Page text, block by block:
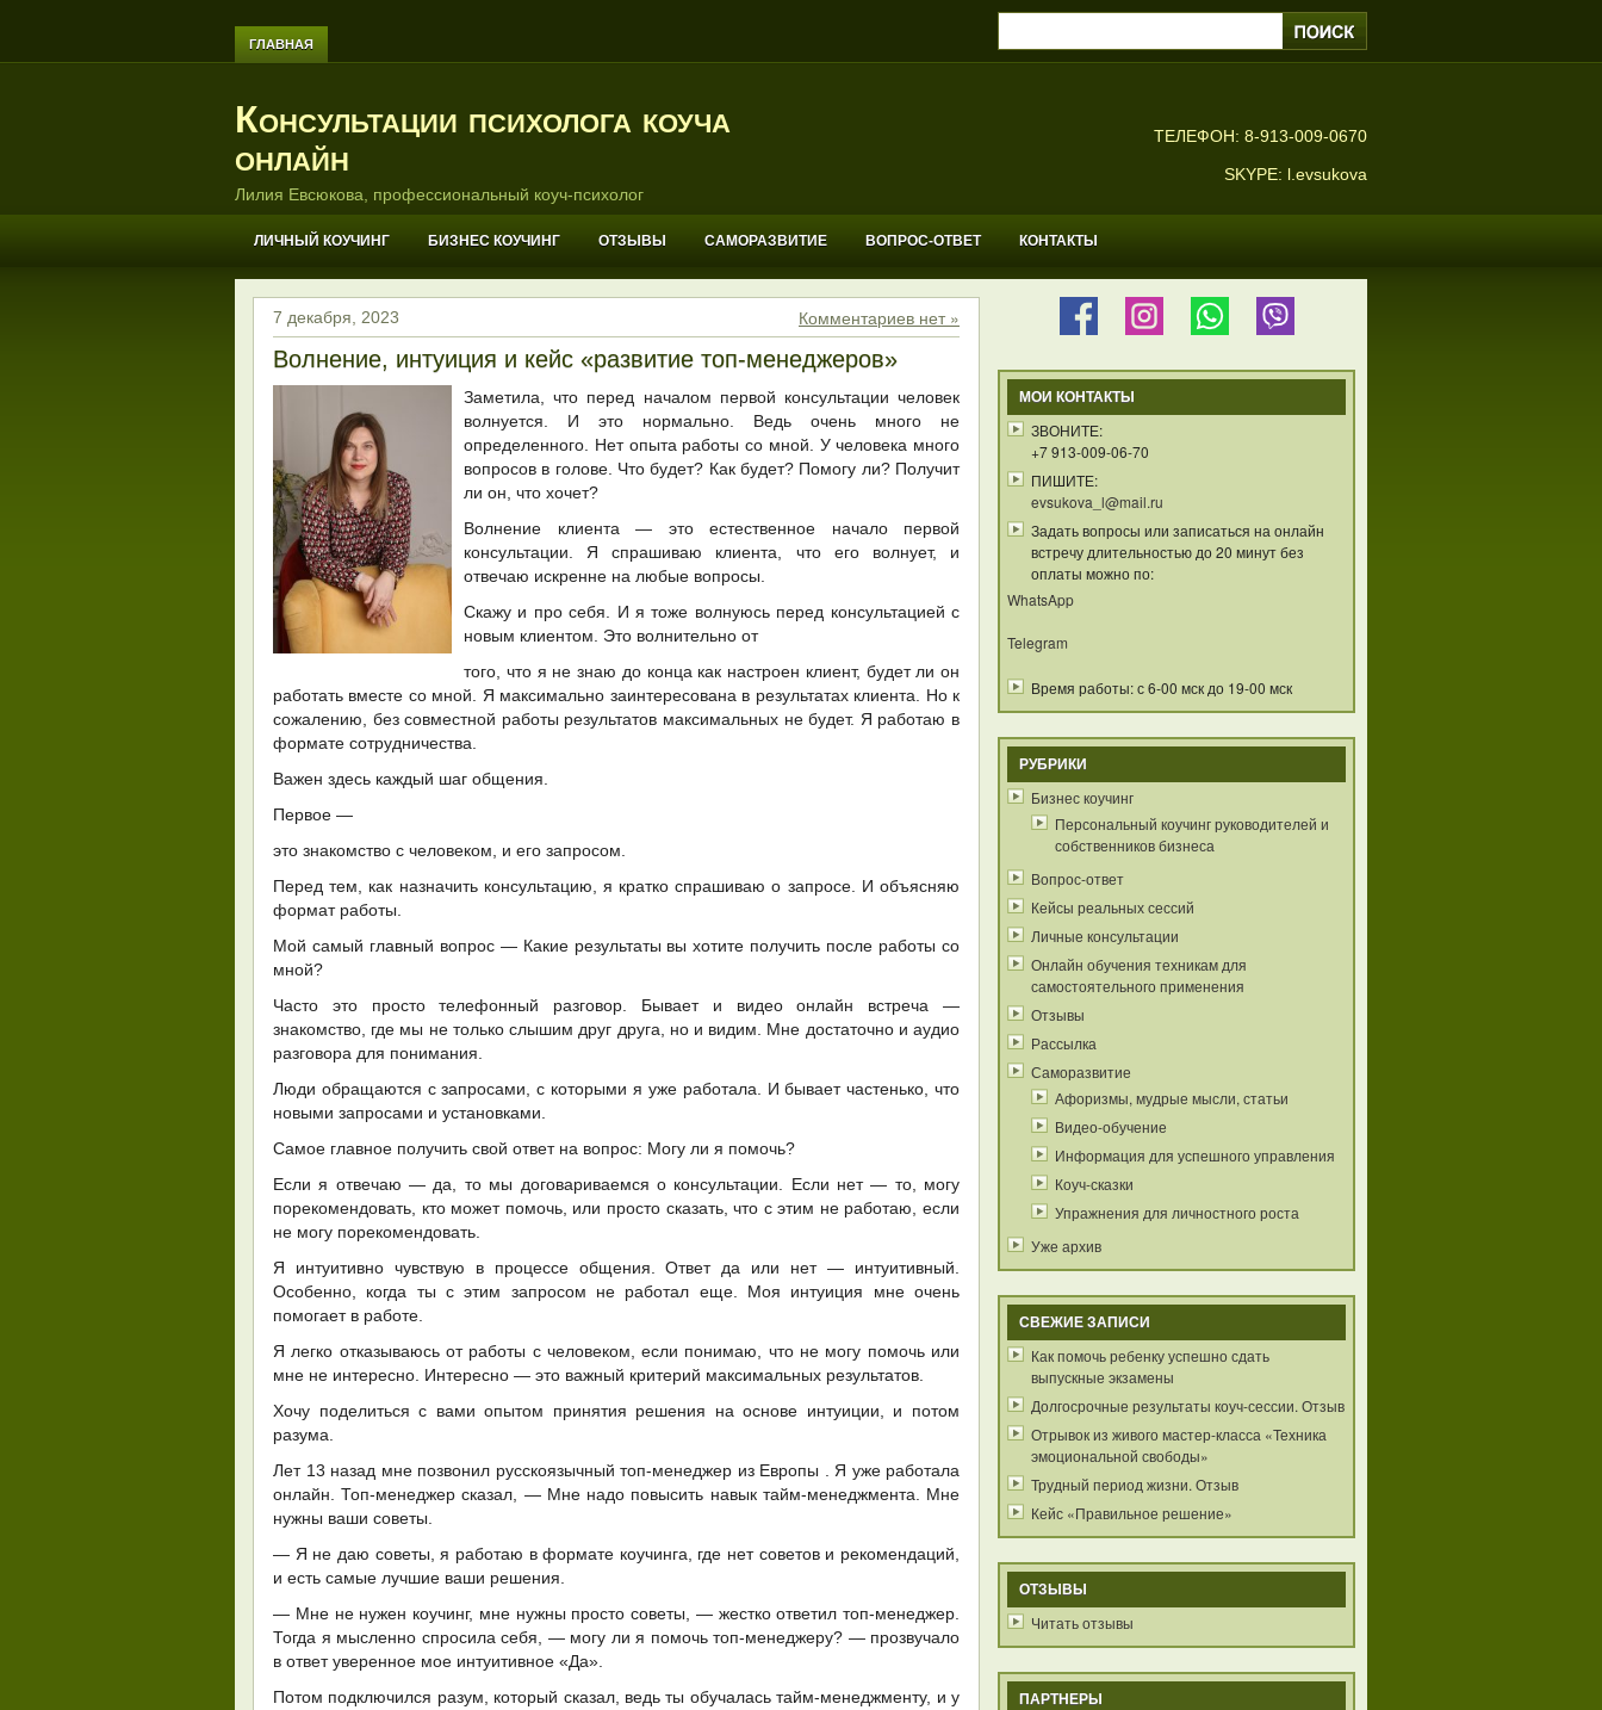
ГЛАВНАЯ
Консультации психолога коуча
онлайн
Лилия Евсюкова, профессиональный коуч-психолог
ТЕЛЕФОН: 8-913-009-0670
SKYPE: l.evsukova
ЛИЧНЫЙ КОУЧИНГ БИЗНЕС КОУЧИНГ ОТЗЫВЫ САМОРАЗВИТИЕ ВОПРОС-ОТВЕТ КОНТАКТЫ
7 декабря, 2023 Комментариев нет »
Волнение, интуиция и кейс «развитие топ-менеджеров»
Заметила, что перед началом первой консультации человек
волнуется. И это нормально. Ведь очень много не
определенного. Нет опыта работы со мной. У человека много
вопросов в голове. Что будет? Как будет? Помогу ли? Получит
ли он, что хочет?
Волнение клиента — это естественное начало первой
консультации. Я спрашиваю клиента, что его волнует, и
отвечаю искренне на любые вопросы.
Скажу и про себя. И я тоже волнуюсь перед консультацией с
новым клиентом. Это волнительно от
того, что я не знаю до конца как настроен клиент, будет ли он
работать вместе со мной. Я максимально заинтересована в результатах клиента. Но к
сожалению, без совместной работы результатов максимальных не будет. Я работаю в
формате сотрудничества.
Важен здесь каждый шаг общения.
Первое —
это знакомство с человеком, и его запросом.
Перед тем, как назначить консультацию, я кратко спрашиваю о запросе. И объясняю
формат работы.
Мой самый главный вопрос — Какие результаты вы хотите получить после работы со
мной?
Часто это просто телефонный разговор. Бывает и видео онлайн встреча —
знакомство, где мы не только слышим друг друга, но и видим. Мне достаточно и аудио
разговора для понимания.
Люди обращаются с запросами, с которыми я уже работала. И бывает частенько, что
новыми запросами и установками.
Самое главное получить свой ответ на вопрос: Могу ли я помочь?
Если я отвечаю — да, то мы договариваемся о консультации. Если нет — то, могу
порекомендовать, кто может помочь, или просто сказать, что с этим не работаю, если
не могу порекомендовать.
Я интуитивно чувствую в процессе общения. Ответ да или нет — интуитивный.
Особенно, когда ты с этим запросом не работал еще. Моя интуиция мне очень
помогает в работе.
Я легко отказываюсь от работы с человеком, если понимаю, что не могу помочь или
мне не интересно. Интересно — это важный критерий максимальных результатов.
Хочу поделиться с вами опытом принятия решения на основе интуиции, и потом
разума.
Лет 13 назад мне позвонил русскоязычный топ-менеджер из Европы . Я уже работала
онлайн. Топ-менеджер сказал, — Мне надо повысить навык тайм-менеджмента. Мне
нужны ваши советы.
— Я не даю советы, я работаю в формате коучинга, где нет советов и рекомендаций,
и есть самые лучшие ваши решения.
— Мне не нужен коучинг, мне нужны просто советы, — жестко ответил топ-менеджер.
Тогда я мысленно спросила себя, — могу ли я помочь топ-менеджеру? — прозвучало
в ответ уверенное мое интуитивное «Да».
Потом подключился разум, который сказал, ведь ты обучалась тайм-менеджменту, и у
МОИ КОНТАКТЫ
ЗВОНИТЕ:
+7 913-009-06-70
ПИШИТЕ:
evsukova_l@mail.ru
Задать вопросы или записаться на онлайн
встречу длительностью до 20 минут без
оплаты можно по:
WhatsApp
Telegram
Время работы: с 6-00 мск до 19-00 мск
РУБРИКИ
Бизнес коучинг
Персональный коучинг руководителей и
собственников бизнеса
Вопрос-ответ
Кейсы реальных сессий
Личные консультации
Онлайн обучения техникам для
самостоятельного применения
Отзывы
Рассылка
Саморазвитие
Афоризмы, мудрые мысли, статьи
Видео-обучение
Информация для успешного управления
Коуч-сказки
Упражнения для личностного роста
Уже архив
СВЕЖИЕ ЗАПИСИ
Как помочь ребенку успешно сдать
выпускные экзамены
Долгосрочные результаты коуч-сессии. Отзыв
Отрывок из живого мастер-класса «Техника
эмоциональной свободы»
Трудный период жизни. Отзыв
Кейс «Правильное решение»
ОТЗЫВЫ
Читать отзывы
ПАРТНЕРЫ